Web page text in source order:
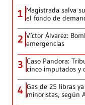
1 Magistrada salva
el fondo de
2 Víctor Álvarez:
emergencias
3 Caso Pandora:
cinco imputados y
4 Gas de 25 libras
minoristas, según